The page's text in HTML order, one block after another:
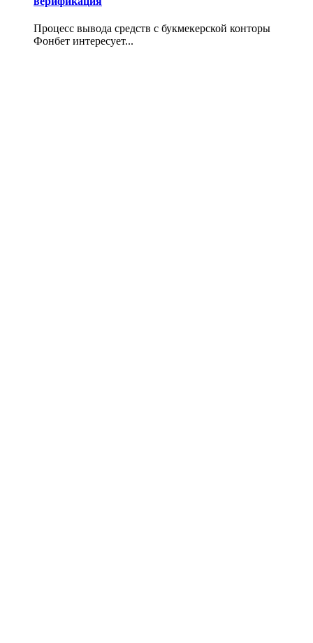
Процесс вывода средств с букмекерской конторы
Фонбет интересует...